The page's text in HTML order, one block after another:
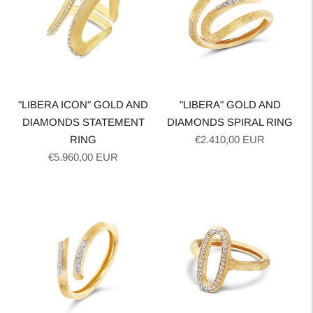
"LIBERA ICON" GOLD AND
DIAMONDS STATEMENT
RING
Normale
€5.960,00 EUR
"LIBERA" GOLD AND
DIAMONDS SPIRAL RING
Normale
€2.410,00 EUR